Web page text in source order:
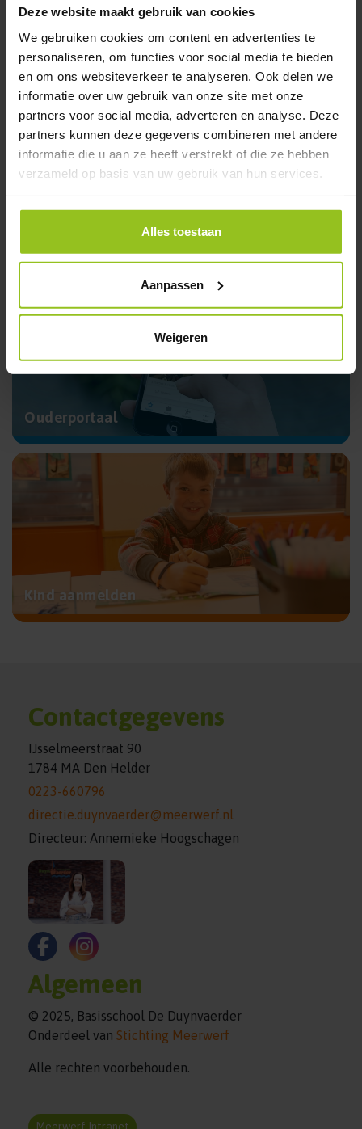
Deze website maakt gebruik van cookies
We gebruiken cookies om content en advertenties te
personaliseren, om functies voor social media te bieden
en om ons websiteverkeer te analyseren. Ook delen we
informatie over uw gebruik van onze site met onze
partners voor social media, adverteren en analyse. Deze
partners kunnen deze gegevens combineren met andere
informatie die u aan ze heeft verstrekt of die ze hebben
verzameld op basis van uw gebruik van hun services.
Alles toestaan
Aanpassen
Weigeren
Schoolfolder (PDF)
Stichting Meerwerf
Ouderportaal
Kind aanmelden
Contactgegevens
IJsselmeerstraat 90
1784 MA Den Helder
0223-660796
directie.duynvaerder@meerwerf.nl
Directeur: Annemieke Hoogschagen
Algemeen
© 2025, Basisschool De Duynvaerder
Onderdeel van Stichting Meerwerf
Alle rechten voorbehouden.